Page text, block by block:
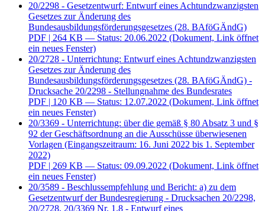
20/2298 - Gesetzentwurf: Entwurf eines Achtundzwanzigsten
Gesetzes zur Änderung des
Bundesausbildungsförderungsgesetzes (28. BAföGÄndG)
PDF | 264 KB — Status: 20.06.2022 (Dokument, Link öffnet
ein neues Fenster)
20/2728 - Unterrichtung: Entwurf eines Achtundzwanzigsten
Gesetzes zur Änderung des
Bundesausbildungsförderungsgesetzes (28. BAföGÄndG) -
Drucksache 20/2298 - Stellungnahme des Bundesrates
PDF | 120 KB — Status: 12.07.2022 (Dokument, Link öffnet
ein neues Fenster)
20/3369 - Unterrichtung: über die gemäß § 80 Absatz 3 und §
92 der Geschäftsordnung an die Ausschüsse überwiesenen
Vorlagen (Eingangszeitraum: 16. Juni 2022 bis 1. September
2022)
PDF | 269 KB — Status: 09.09.2022 (Dokument, Link öffnet
ein neues Fenster)
20/3589 - Beschlussempfehlung und Bericht: a) zu dem
Gesetzentwurf der Bundesregierung - Drucksachen 20/2298,
20/2728, 20/3369 Nr. 1.8 - Entwurf eines